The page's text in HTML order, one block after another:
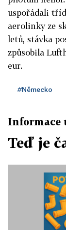
uspořádali
aerolinky ze
letů, stávka
způsobila
eur.
#Německo
Informace
Teď je